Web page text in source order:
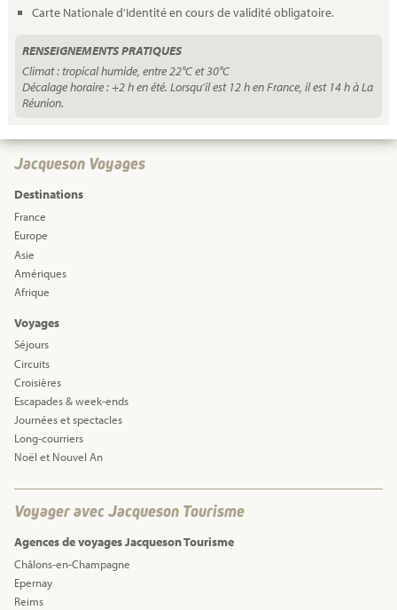
Carte Nationale d'Identité en cours de validité obligatoire.
RENSEIGNEMENTS PRATIQUES
Climat : tropical humide, entre 22°C et 30°C
Décalage horaire : +2 h en été. Lorsqu’il est 12 h en France, il est 14 h à La
Réunion.
Jacqueson Voyages
Destinations
France
Europe
Asie
Amériques
Afrique
Voyages
Séjours
Circuits
Croisières
Escapades & week-ends
Journées et spectacles
Long-courriers
Noël et Nouvel An
Voyager avec Jacqueson Tourisme
Agences de voyages Jacqueson Tourisme
Châlons-en-Champagne
Epernay
Reims